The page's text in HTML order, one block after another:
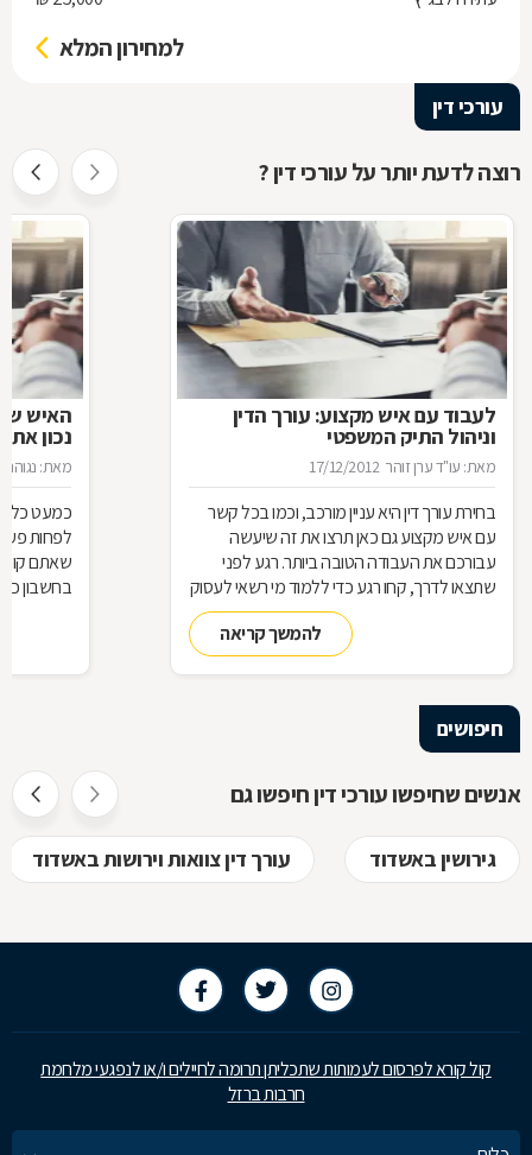
למחירון המלא
עורכי דין
רוצה לדעת יותר על עורכי דין ?
לעבוד עם איש מקצוע: עורך הדין
וניהול התיק המשפטי
מאת: עו"ד ערן זוהר 17/12/2012
בחירת עורך דין היא עניין מורכב, וכמו בכל קשר
עם איש מקצוע גם כאן תרצו את זה שיעשה
עבורכם את העבודה הטובה ביותר. רגע לפני
שתצאו לדרך, קחו רגע כדי ללמוד מי רשאי לעסוק
בעריכת דין ומה הידע הבסיסי הנדרש כדי לטפל
להמשך קריאה
האיש
נכון את
מאת: נגוהה
כמעט כל
לפחות
שאתם
בחשבון
חיפושים
אנשים שחיפשו עורכי דין חיפשו גם
גירושין באשדוד עורך דין צוואות וירושות באשדוד
קול קורא לפרסום לעמותות שתכליתן תרומה לחיילים ו/או לנפגעי מלחמת
חרבות ברזל